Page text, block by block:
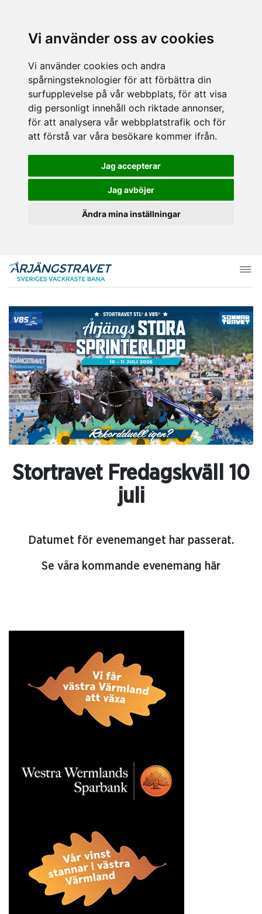
Vi använder oss av cookies
Vi använder cookies och andra
spårningsteknologier för att förbättra din
surfupplevelse på vår webbplats, för att visa
dig personligt innehåll och riktade annonser,
för att analysera vår webbplatstrafik och för
att förstå var våra besökare kommer ifrån.
Jag accepterar
Jag avböjer
Ändra mina inställningar
Stortravet Fredagskväll 10
juli
Datumet för evenemanget har passerat.
Se våra kommande evenemang här